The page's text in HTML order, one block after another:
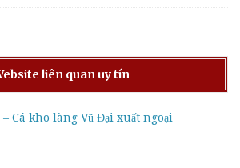
liên quan uy tín
Cá kho làng Vũ Đại xuất ngoại